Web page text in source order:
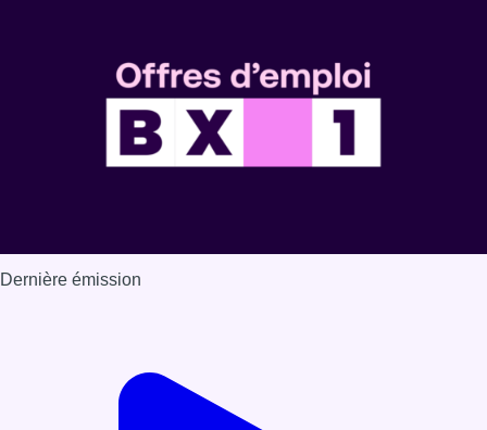
Dernière émission